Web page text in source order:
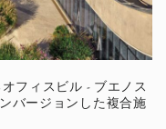
フィスビル - ブエノス
バージョンした複合施